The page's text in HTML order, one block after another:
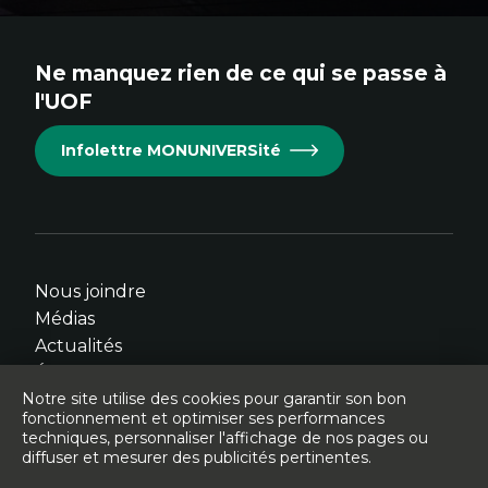
Cet
s'ouvrira
dans
fenêtre.
Cet
s'ouvrira
dans
fenêtre.
Cet
s'ouvrira
dans
fenêtre.
Cet
s'ouvrira
dans
fenêtre.
Cet
s'ouvrira
dans
fenêtre.
Ne manquez rien de ce qui se passe à
l'UOF
Infolettre MONUNIVERSité
Nous joindre
Médias
Actualités
© Université de l'Ontario français - 2026
Notre site utilise des cookies pour garantir son bon
fonctionnement et optimiser ses performances
techniques, personnaliser l'affichage de nos pages ou
diffuser et mesurer des publicités pertinentes.